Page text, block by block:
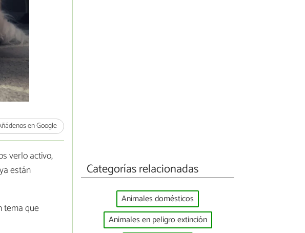
en Google
verlo activo,
están
tema que
Categorías relacionadas
Animales domésticos
Animales en peligro extinción